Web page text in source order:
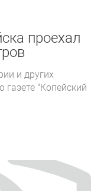
проехал
и других
"Копейский